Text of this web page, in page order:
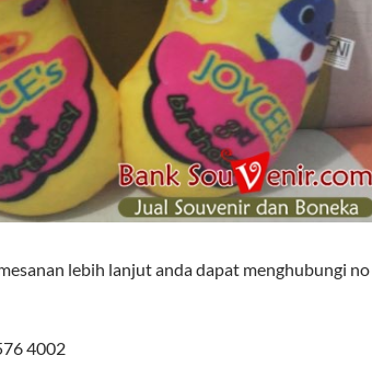
lebih lanjut anda dapat menghubungi no
4002